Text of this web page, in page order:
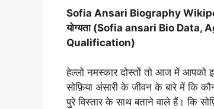
Sofia Ansari Biography Wikipedia :
योग्यता (Sofia ansari Bio
Qualification)
हेल्लो नमस्कार दोस्तों तो आज में आपको
सोफ़िया अंसारी के जीवन के बारे में कि
पुरे विस्तार के साथ बताने वाले हैं। कि